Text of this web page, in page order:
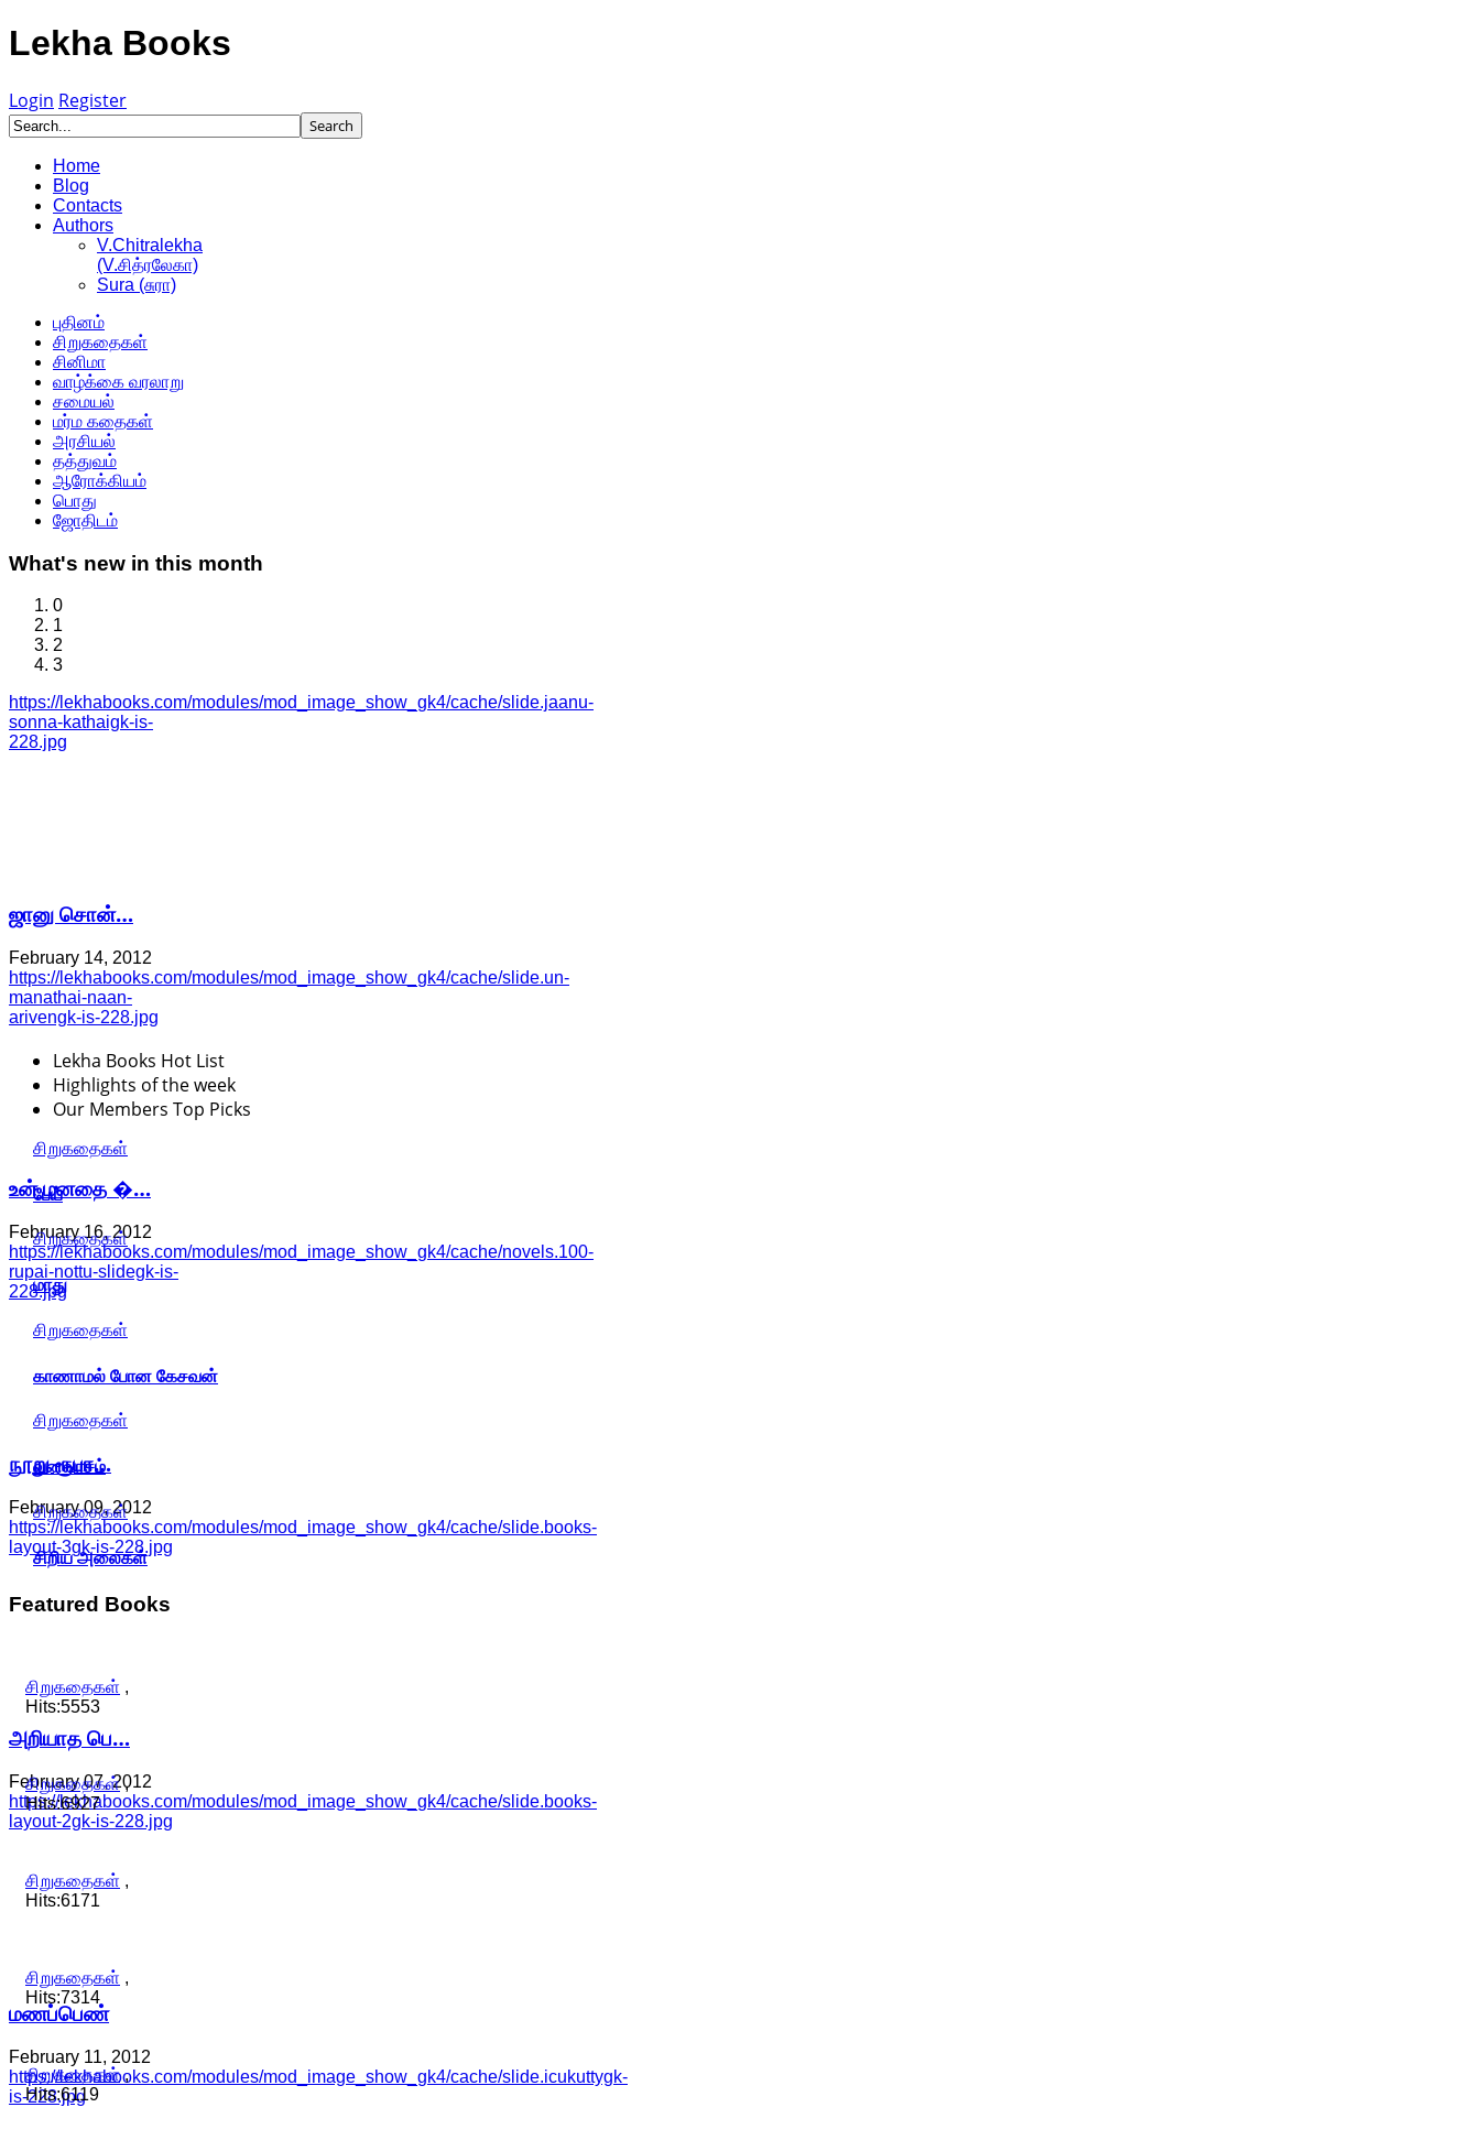
Lekha Books
Login Register
Home
Blog
Contacts
Authors
V.Chitralekha
(V.சித்ரலேகா)
Sura (சுரா)
புதினம்
சிறுகதைகள்
சினிமா
வாழ்க்கை வரலாறு
சமையல்
மர்ம கதைகள்
அரசியல்
தத்துவம்
ஆரோக்கியம்
பொது
ஜோதிடம்
What's new in this month
0
1
2
3
https://lekhabooks.com/modules/mod_image_show_gk4/cache/slide.jaanu-
sonna-kathaigk-is-
228.jpg
ஜானு சொன்…
February 14, 2012
https://lekhabooks.com/modules/mod_image_show_gk4/cache/slide.un-
manathai-naan-
arivengk-is-228.jpg
உன் மனதை �…
February 16, 2012
https://lekhabooks.com/modules/mod_image_show_gk4/cache/novels.100-
rupai-nottu-slidegk-is-
228.jpg
நூறு ரூபா…
February 09, 2012
https://lekhabooks.com/modules/mod_image_show_gk4/cache/slide.books-
layout-3gk-is-228.jpg
அறியாத பெ…
February 07, 2012
https://lekhabooks.com/modules/mod_image_show_gk4/cache/slide.books-
layout-2gk-is-228.jpg
மணப்பெண்
February 11, 2012
https://lekhabooks.com/modules/mod_image_show_gk4/cache/slide.icukuttygk-
is-228.jpg
Lekha Books Hot List
Highlights of the week
Our Members Top Picks
சிறுகதைகள்
பேய்
சிறுகதைகள்
மாது
சிறுகதைகள்
காணாமல் போன கேசவன்
சிறுகதைகள்
வனவாசம்
சிறுகதைகள்
சிறிய அலைகள்
Featured Books
சிறுகதைகள் ,
Hits:5553
சிறுகதைகள்,
Hits:6927
சிறுகதைகள் ,
Hits:6171
சிறுகதைகள் ,
Hits:7314
சிறுகதைகள்,
Hits:6119